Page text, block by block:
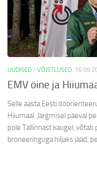
UUDISED / VÕISTLUSED
EMV öine ja
Selle aasta Eesti
Hiiumaal. Järgmisel päeval
pole Tallinnast kaugel, võtab
broneeringuga hiljaks jääd,